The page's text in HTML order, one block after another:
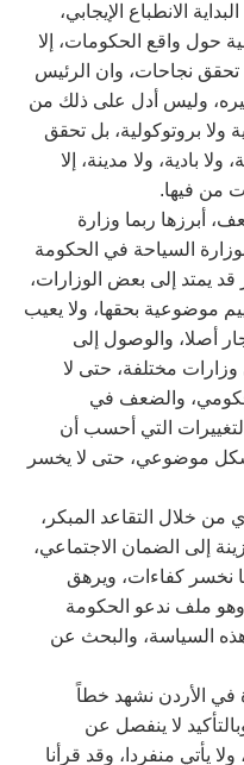
الانطباع الإيجابي،
حول واقع الحكومات، إلا
تحقق نجاحات، وان الرئيس
وليس أدل على ذلك من
ولا بروتوكولية، بل تحقق
ولا بادية، ولا مدينة، إلا
من فيها.
أبرزها ربما وزارة
السياحة في الحكومة
قد يمتد إلى بعض الوزارات،
موضوعية بحقها، ولا يعيب
أصلا، والوصول إلى
مختلفة، حتى لا
والضعف في
التي أحسب أن
موضوعي، حتى لا يخسر
من خلال التقاعد المبكر،
إلى الضمان الاجتماعي،
نخسر كفاءات، ويرهق
وهو ملف ندعو الحكومة
السياسة، والبحث عن
في الأردن نشهد خطاً
لا ينفصل عن
يأتي منفردا، وقد قرأنا